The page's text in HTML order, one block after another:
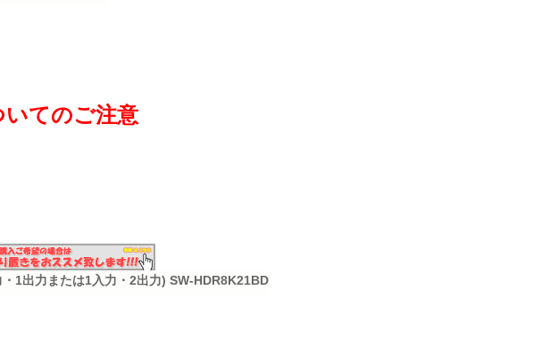
いてのご注意
1出力または1入力・2出力) SW-HDR8K21BD